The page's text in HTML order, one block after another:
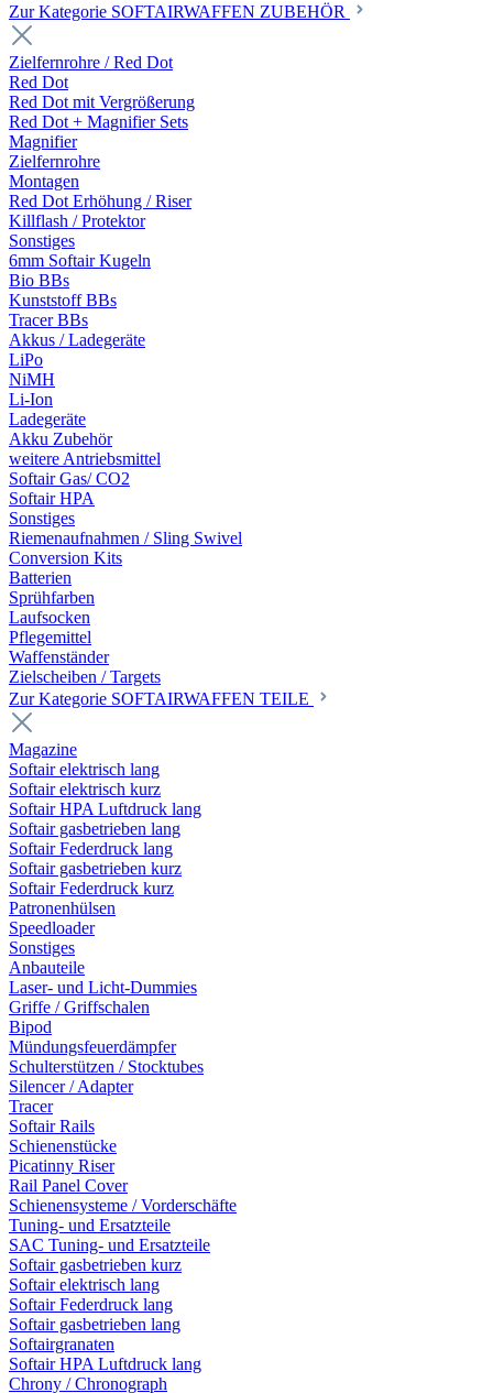
Zur Kategorie SOFTAIRWAFFEN ZUBEHÖR
Zielfernrohre / Red Dot
Red Dot
Red Dot mit Vergrößerung
Red Dot + Magnifier Sets
Magnifier
Zielfernrohre
Montagen
Red Dot Erhöhung / Riser
Killflash / Protektor
Sonstiges
6mm Softair Kugeln
Bio BBs
Kunststoff BBs
Tracer BBs
Akkus / Ladegeräte
LiPo
NiMH
Li-Ion
Ladegeräte
Akku Zubehör
weitere Antriebsmittel
Softair Gas/ CO2
Softair HPA
Sonstiges
Riemenaufnahmen / Sling Swivel
Conversion Kits
Batterien
Sprühfarben
Laufsocken
Pflegemittel
Waffenständer
Zielscheiben / Targets
Zur Kategorie SOFTAIRWAFFEN TEILE
Magazine
Softair elektrisch lang
Softair elektrisch kurz
Softair HPA Luftdruck lang
Softair gasbetrieben lang
Softair Federdruck lang
Softair gasbetrieben kurz
Softair Federdruck kurz
Patronenhülsen
Speedloader
Sonstiges
Anbauteile
Laser- und Licht-Dummies
Griffe / Griffschalen
Bipod
Mündungsfeuerdämpfer
Schulterstützen / Stocktubes
Silencer / Adapter
Tracer
Softair Rails
Schienenstücke
Picatinny Riser
Rail Panel Cover
Schienensysteme / Vorderschäfte
Tuning- und Ersatzteile
SAC Tuning- und Ersatzteile
Softair gasbetrieben kurz
Softair elektrisch lang
Softair Federdruck lang
Softair gasbetrieben lang
Softairgranaten
Softair HPA Luftdruck lang
Chrony / Chronograph